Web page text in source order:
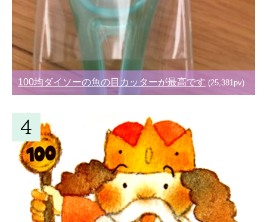
100均ダイソーの魚の目カッターが最高です (25,381pv)